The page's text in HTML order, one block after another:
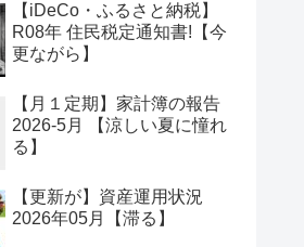
【iDeCo・ふるさと納税】
R08年 住民税定通知書!【今
更ながら】
【月１定期】家計簿の報告
2026-5月 【涼しい夏に憧れ
る】
【更新が】資産運用状況
2026年05月【滞る】